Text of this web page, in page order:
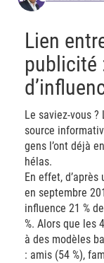
Lien
publicité
Le saviez-vous
source
gens l’ont déjà
hélas.
En effet,
en septembre
influence 21 %
%. Alors que les
à des modèles
: amis (54 %),